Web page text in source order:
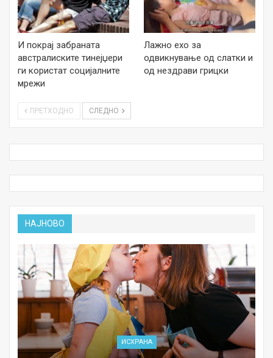
И покрај забраната
австралиските тинејџери
ги користат социјалните
мрежи
Лажно ехо за
одвикнување од слатки и
од нездрави грицки
ПРЕТХОДНО СЛЕДНО
НАЈНОВО
ИСХРАНА